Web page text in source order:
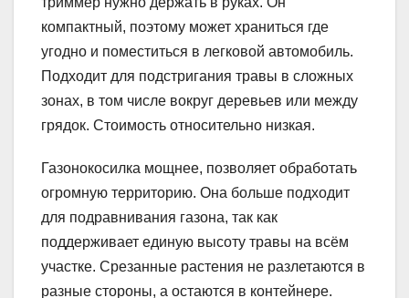
компактный, поэтому может храниться где
угодно и поместиться в легковой автомобиль.
Подходит для подстригания травы в сложных
зонах, в том числе вокруг деревьев или между
грядок. Стоимость относительно низкая.
Газонокосилка мощнее, позволяет обработать
огромную территорию. Она больше подходит
для подравнивания газона, так как
поддерживает единую высоту травы на всём
участке. Срезанные растения не разлетаются в
разные стороны, а остаются в контейнере.